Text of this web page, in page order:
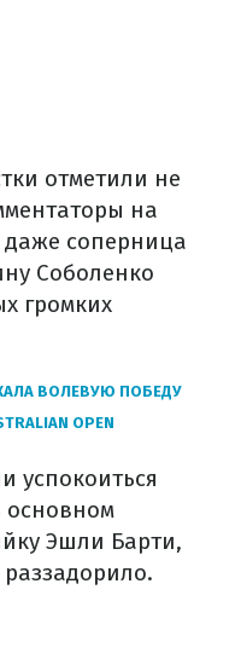
отметили не
на
соперница
Соболенко
громких
ВОЛЕВУЮ ПОБЕДУ
OPEN
успокоиться
основном
Эшли Барти,